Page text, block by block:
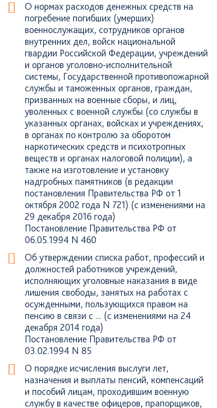
О нормах расходов денежных средств на
погребение погибших (умерших)
военнослужащих, сотрудников органов
внутренних дел, войск национальной
гвардии Российской Федерации, учреждений
и органов уголовно-исполнительной
системы, Государственной противопожарной
службы и таможенных органов, граждан,
призванных на военные сборы, и лиц,
уволенных с военной службы (со службы в
указанных органах, войсках и учреждениях,
в органах по контролю за оборотом
наркотических средств и психотропных
веществ и органах налоговой полиции), а
также на изготовление и установку
надгробных памятников (в редакции
постановления Правительства РФ от 1
октября 2002 года N 721) (с изменениями на
29 декабря 2016 года)
Постановление Правительства РФ от
06.05.1994 N 460
Об утверждении списка работ, профессий и
должностей работников учреждений,
исполняющих уголовные наказания в виде
лишения свободы, занятых на работах с
осужденными, пользующихся правом на
пенсию в связи с ... (с изменениями на 24
декабря 2014 года)
Постановление Правительства РФ от
03.02.1994 N 85
О порядке исчисления выслуги лет,
назначения и выплаты пенсий, компенсаций
и пособий лицам, проходившим военную
службу в качестве офицеров, прапорщиков,